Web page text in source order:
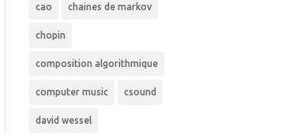
cao chaines de markov
chopin
composition algorithmique
computer music csound
david wessel